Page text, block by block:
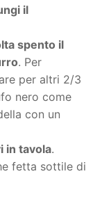
il
spento il
. Per
per altri 2/3
nero come
con un
in tavola.
fetta sottile di